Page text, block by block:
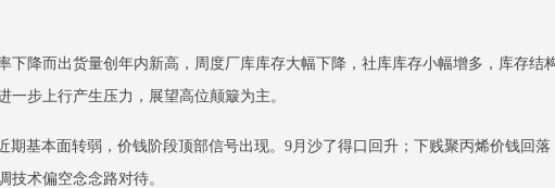
下降而出货量创年内新高，周度厂库库存大幅下降，社库库存小幅增多，库存结
步上行产生压力，展望高位颠簸为主。
基本面转弱，价钱阶段顶部信号出现。9月沙了得口回升；下贱聚丙烯价钱回落
技术偏空念念路对待。